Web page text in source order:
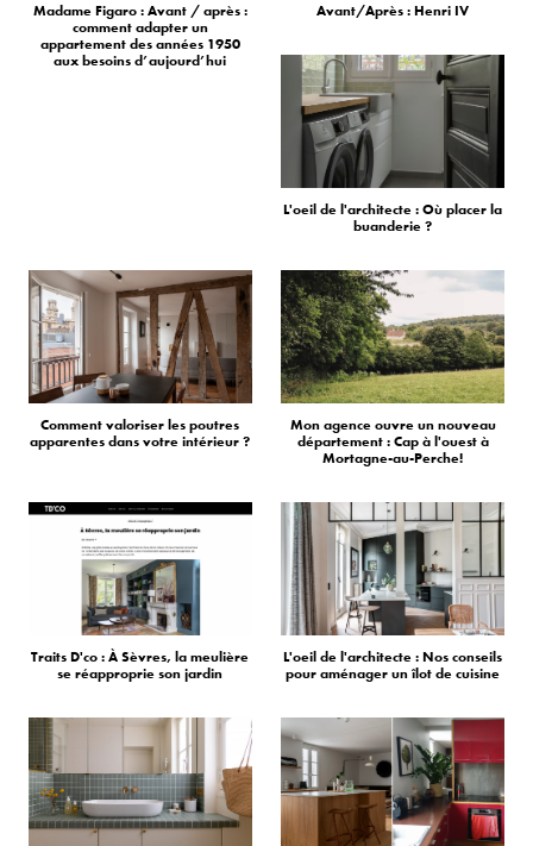
Madame Figaro : Avant / après :
comment adapter un
appartement des années 1950
aux besoins d’aujourd’hui
Avant/Après : Henri IV
L'oeil de l'architecte : Où placer la
buanderie ?
Comment valoriser les poutres
apparentes dans votre intérieur ?
Mon agence ouvre un nouveau
département : Cap à l'ouest à
Mortagne-au-Perche!
Traits D'co : À Sèvres, la meulière
se réapproprie son jardin
L'oeil de l'architecte : Nos conseils
pour aménager un îlot de cuisine